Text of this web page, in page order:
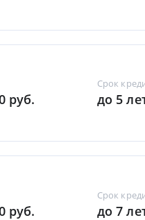
руб.
Срок
до 5
руб.
Срок
до 7